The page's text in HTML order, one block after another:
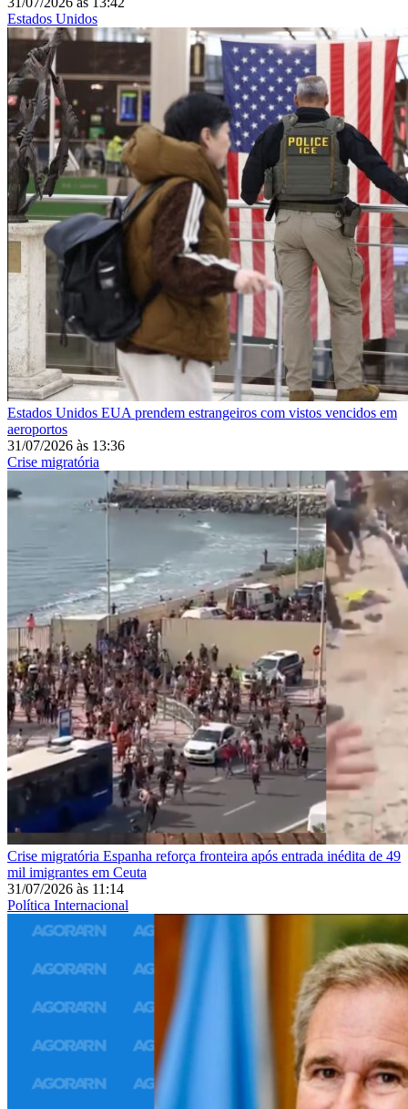
Estados Unidos
Estados Unidos EUA prendem estrangeiros com vistos vencidos em
aeroportos
31/07/2026 às 13:36
Crise migratória
Crise migratória Espanha reforça fronteira após entrada inédita de 49
mil imigrantes em Ceuta
31/07/2026 às 11:14
Política Internacional